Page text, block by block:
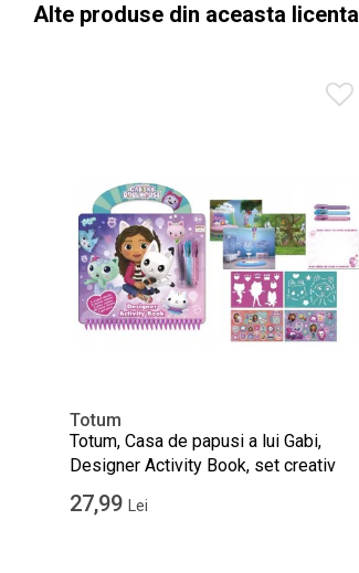
Alte produse din aceasta licenta
Totum
Totum, Casa de papusi a lui Gabi,
Designer Activity Book, set creativ
27,99 Lei